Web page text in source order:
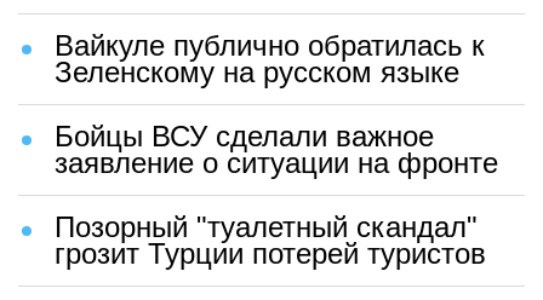
Вайкуле публично обратилась к
Зеленскому на русском языке
Бойцы ВСУ сделали важное
заявление о ситуации на фронте
Позорный "туалетный скандал"
грозит Турции потерей туристов